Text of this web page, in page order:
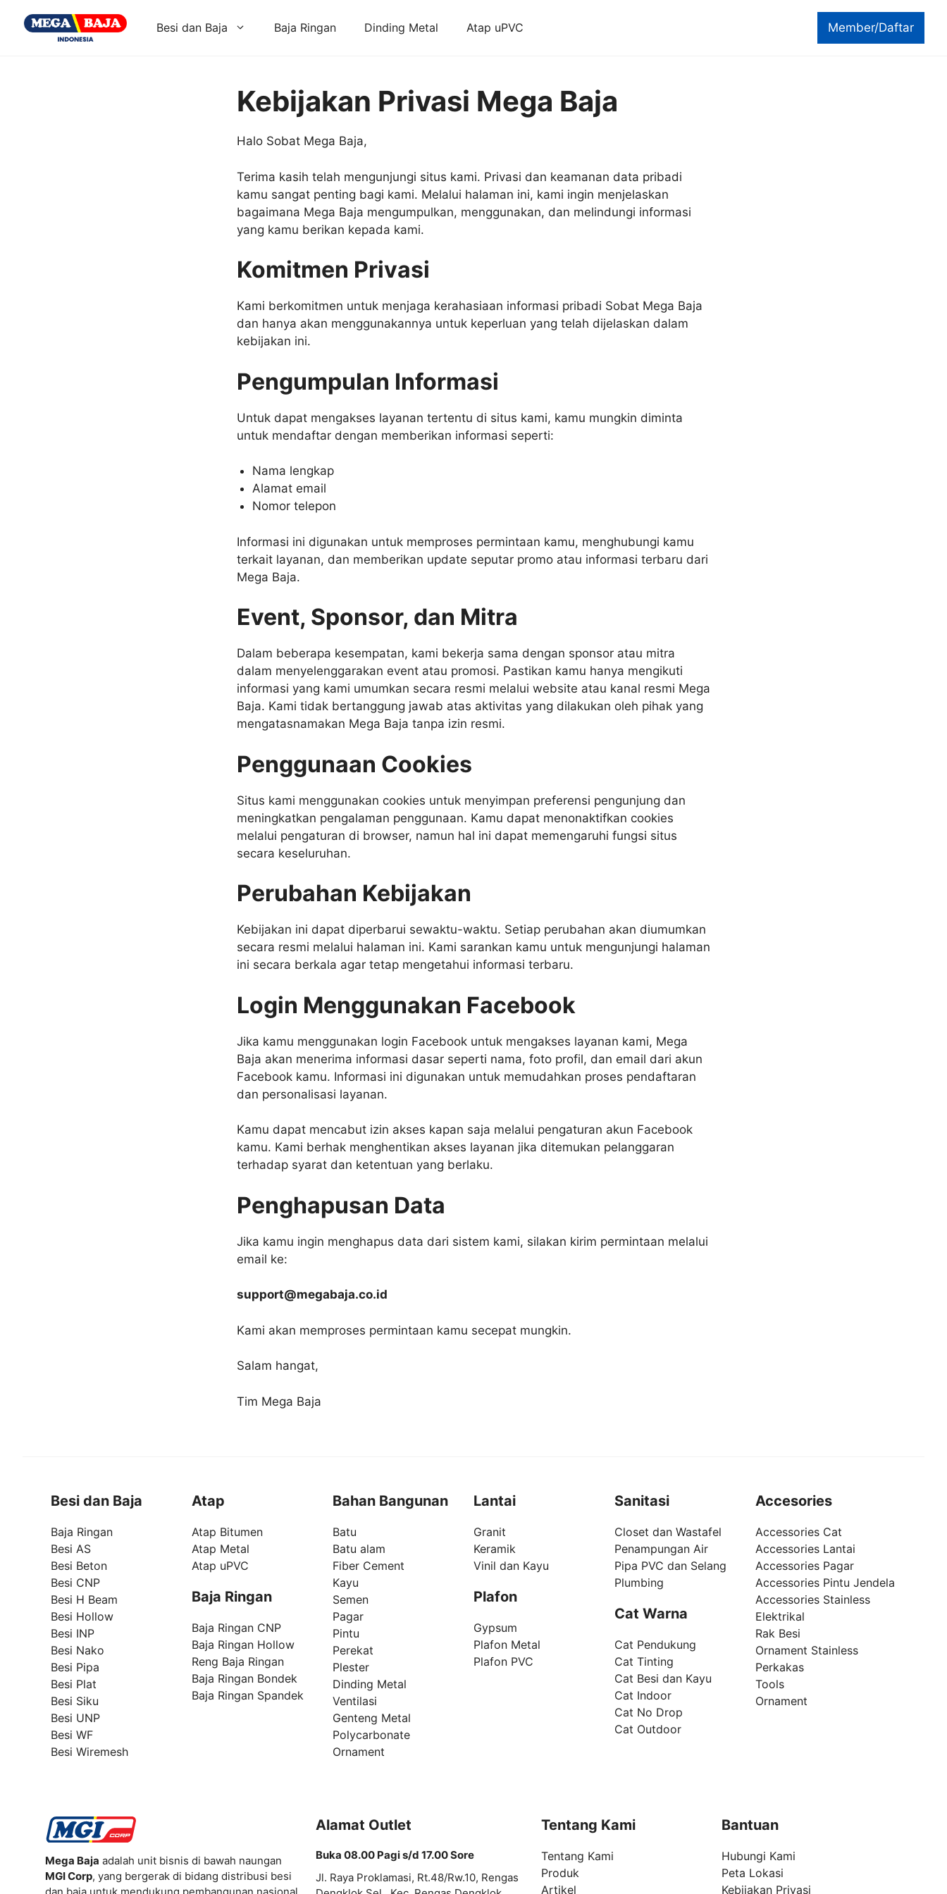
Member/Daftar
Besi dan Baja Baja Ringan Dinding Metal Atap uPVC
Kebijakan Privasi Mega Baja
Halo Sobat Mega Baja,
Terima kasih telah mengunjungi situs kami. Privasi dan keamanan data pribadi
kamu sangat penting bagi kami. Melalui halaman ini, kami ingin menjelaskan
bagaimana Mega Baja mengumpulkan, menggunakan, dan melindungi informasi
yang kamu berikan kepada kami.
Komitmen Privasi
Kami berkomitmen untuk menjaga kerahasiaan informasi pribadi Sobat Mega Baja
dan hanya akan menggunakannya untuk keperluan yang telah dijelaskan dalam
kebijakan ini.
Pengumpulan Informasi
Untuk dapat mengakses layanan tertentu di situs kami, kamu mungkin diminta
untuk mendaftar dengan memberikan informasi seperti:
Nama lengkap
Alamat email
Nomor telepon
Informasi ini digunakan untuk memproses permintaan kamu, menghubungi kamu
terkait layanan, dan memberikan update seputar promo atau informasi terbaru dari
Mega Baja.
Event, Sponsor, dan Mitra
Dalam beberapa kesempatan, kami bekerja sama dengan sponsor atau mitra
dalam menyelenggarakan event atau promosi. Pastikan kamu hanya mengikuti
informasi yang kami umumkan secara resmi melalui website atau kanal resmi Mega
Baja. Kami tidak bertanggung jawab atas aktivitas yang dilakukan oleh pihak yang
mengatasnamakan Mega Baja tanpa izin resmi.
Penggunaan Cookies
Situs kami menggunakan cookies untuk menyimpan preferensi pengunjung dan
meningkatkan pengalaman penggunaan. Kamu dapat menonaktifkan cookies
melalui pengaturan di browser, namun hal ini dapat memengaruhi fungsi situs
secara keseluruhan.
Perubahan Kebijakan
Kebijakan ini dapat diperbarui sewaktu-waktu. Setiap perubahan akan diumumkan
secara resmi melalui halaman ini. Kami sarankan kamu untuk mengunjungi halaman
ini secara berkala agar tetap mengetahui informasi terbaru.
Login Menggunakan Facebook
Jika kamu menggunakan login Facebook untuk mengakses layanan kami, Mega
Baja akan menerima informasi dasar seperti nama, foto profil, dan email dari akun
Facebook kamu. Informasi ini digunakan untuk memudahkan proses pendaftaran
dan personalisasi layanan.
Kamu dapat mencabut izin akses kapan saja melalui pengaturan akun Facebook
kamu. Kami berhak menghentikan akses layanan jika ditemukan pelanggaran
terhadap syarat dan ketentuan yang berlaku.
Penghapusan Data
Jika kamu ingin menghapus data dari sistem kami, silakan kirim permintaan melalui
email ke:
support@megabaja.co.id
Kami akan memproses permintaan kamu secepat mungkin.
Salam hangat,
Tim Mega Baja
Besi dan Baja
Baja Ringan
Besi AS
Besi Beton
Besi CNP
Besi H Beam
Besi Hollow
Besi INP
Besi Nako
Besi Pipa
Besi Plat
Besi Siku
Besi UNP
Besi WF
Besi Wiremesh
Atap
Atap Bitumen
Atap Metal
Atap uPVC
Baja Ringan
Baja Ringan CNP
Baja Ringan Hollow
Reng Baja Ringan
Baja Ringan Bondek
Baja Ringan Spandek
Bahan Bangunan
Batu
Batu alam
Fiber Cement
Kayu
Semen
Pagar
Pintu
Perekat
Plester
Dinding Metal
Ventilasi
Genteng Metal
Polycarbonate
Ornament
Lantai
Granit
Keramik
Vinil dan Kayu
Plafon
Gypsum
Plafon Metal
Plafon PVC
Sanitasi
Closet dan Wastafel
Penampungan Air
Pipa PVC dan Selang
Plumbing
Cat Warna
Cat Pendukung
Cat Tinting
Cat Besi dan Kayu
Cat Indoor
Cat No Drop
Cat Outdoor
Accesories
Accessories Cat
Accessories Lantai
Accessories Pagar
Accessories Pintu Jendela
Accessories Stainless
Elektrikal
Rak Besi
Ornament Stainless
Perkakas
Tools
Ornament
Mega Baja adalah unit bisnis di bawah naungan
MGI Corp, yang bergerak di bidang distribusi besi
dan baja untuk mendukung pembangunan nasional.
Alamat Outlet
Buka 08.00 Pagi s/d 17.00 Sore
Jl. Raya Proklamasi, Rt.48/Rw.10, Rengas
Tentang Kami
Tentang Kami
Produk
Artikel
Bantuan
Hubungi Kami
Peta Lokasi
Kebijakan Privasi